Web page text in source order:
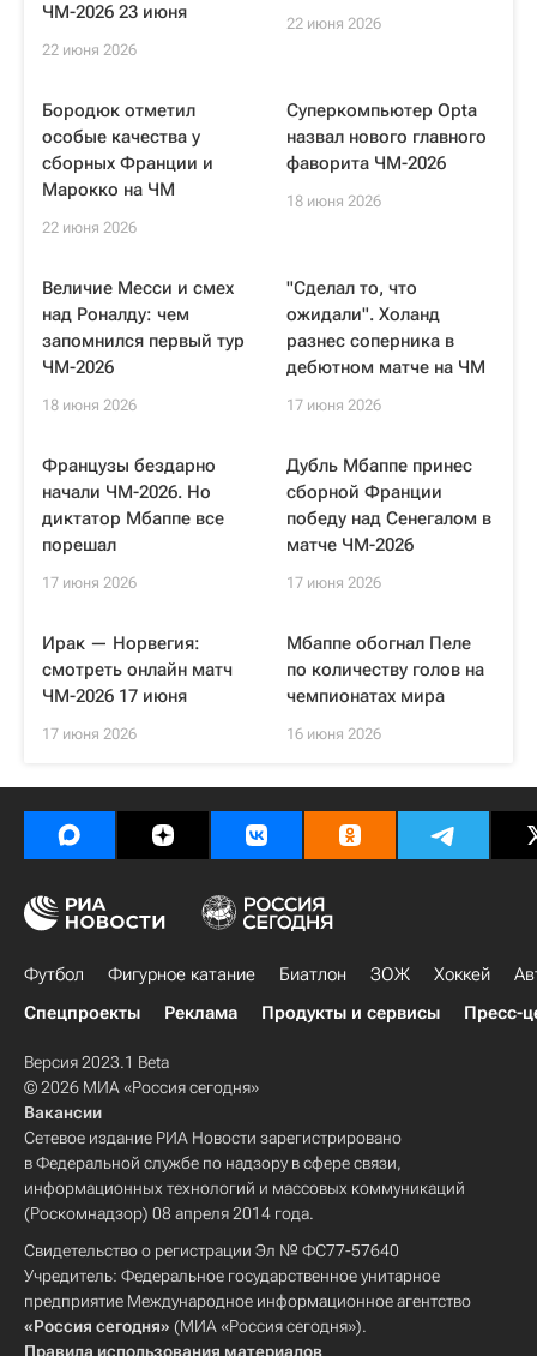
ЧМ-2026 23 июня
22 июня 2026
22 июня 2026
Бородюк отметил
особые качества у
сборных Франции и
Марокко на ЧМ
22 июня 2026
Суперкомпьютер Opta
назвал нового главного
фаворита ЧМ-2026
18 июня 2026
Величие Месси и смех
над Роналду: чем
запомнился первый тур
ЧМ-2026
18 июня 2026
"Сделал то, что
ожидали". Холанд
разнес соперника в
дебютном матче на ЧМ
17 июня 2026
Французы бездарно
начали ЧМ-2026. Но
диктатор Мбаппе все
порешал
17 июня 2026
Дубль Мбаппе принес
сборной Франции
победу над Сенегалом в
матче ЧМ-2026
17 июня 2026
Ирак — Норвегия:
смотреть онлайн матч
ЧМ-2026 17 июня
17 июня 2026
Мбаппе обогнал Пеле
по количеству голов на
чемпионатах мира
16 июня 2026
Футбол Фигурное катание Биатлон ЗОЖ Хоккей
Спецпроекты
Реклама Продукты и сервисы Пресс-
Версия 2023.1 Beta
© 2026 МИА «Россия сегодня»
Вакансии
Сетевое издание РИА Новости зарегистрировано
в Федеральной службе по надзору в сфере связи,
информационных технологий и массовых коммуникаций
(Роскомнадзор) 08 апреля 2014 года.
Свидетельство о регистрации Эл № ФС77-57640
Учредитель: Федеральное государственное унитарное
предприятие Международное информационное агентство
«Россия сегодня» (МИА «Россия сегодня»).
Правила использования материалов